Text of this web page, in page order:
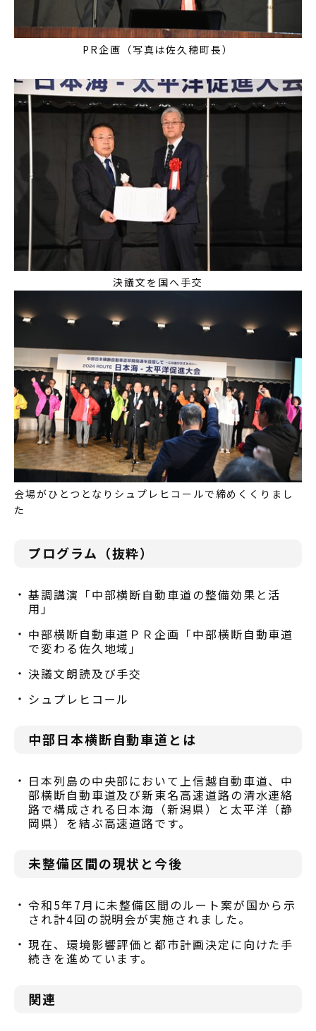
PR企画（写真は佐久穂町長）
決議文を国へ手交
会場がひとつとなりシュプレヒコールで締めくくりまし
た
プログラム（抜粋）
基調講演「中部横断自動車道の整備効果と活
用」
中部横断自動車道ＰＲ企画「中部横断自動車道
で変わる佐久地域」
決議文朗読及び手交
シュプレヒコール
中部日本横断自動車道とは
日本列島の中央部において上信越自動車道、中
部横断自動車道及び新東名高速道路の清水連絡
路で構成される日本海（新潟県）と太平洋（静
岡県）を結ぶ高速道路です。
未整備区間の現状と今後
令和5年7月に未整備区間のルート案が国から示
され計4回の説明会が実施されました。
現在、環境影響評価と都市計画決定に向けた手
続きを進めています。
関連